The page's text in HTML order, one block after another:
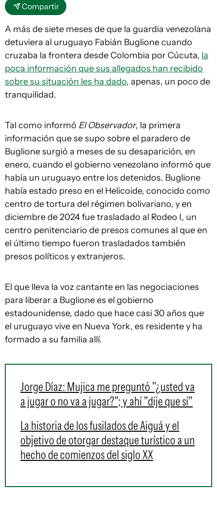
Compartir
A más de siete meses de que la guardia venezolana
detuviera al uruguayo Fabián Buglione cuando
cruzaba la frontera desde Colombia por Cúcuta, la
poca información que sus allegados han recibido
sobre su situación les ha dado, apenas, un poco de
tranquilidad.
Tal como informó El Observador, la primera
información que se supo sobre el paradero de
Buglione surgió a meses de su desaparición, en
enero, cuando el gobierno venezolano informó que
había un uruguayo entre los detenidos. Buglione
había estado preso en el Helicoide, conocido como
centro de tortura del régimen bolivariano, y en
diciembre de 2024 fue trasladado al Rodeo I, un
centro penitenciario de presos comunes al que en
el último tiempo fueron trasladados también
presos políticos y extranjeros.
El que lleva la voz cantante en las negociaciones
para liberar a Buglione es el gobierno
estadounidense, dado que hace casi 30 años que
el uruguayo vive en Nueva York, es residente y ha
formado a su familia allí.
Jorge Díaz: Mujica me preguntó "¿usted va
a jugar o no va a jugar?"; y ahí "dije que sí"
La historia de los fusilados de Aiguá y el
objetivo de otorgar destaque turístico a un
hecho de comienzos del siglo XX